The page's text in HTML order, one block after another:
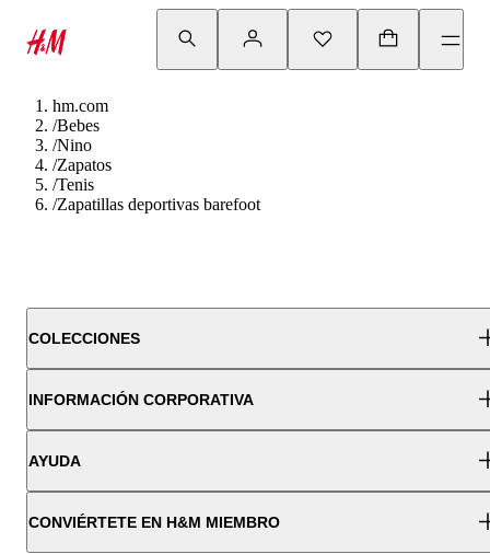
hm.com
/Bebes
/Nino
/Zapatos
/Tenis
/Zapatillas deportivas barefoot
COLECCIONES
INFORMACIÓN CORPORATIVA
AYUDA
CONVIÉRTETE EN H&M MIEMBRO